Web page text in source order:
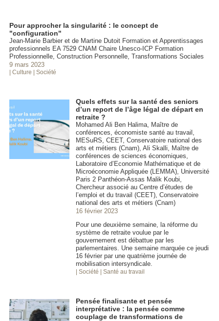
Pour approcher la singularité : le concept de
"configuration"
Jean-Marie Barbier et de Martine Dutoit Formation et Apprentissages
professionnels EA 7529 CNAM Chaire Unesco-ICP Formation
Professionnelle, Construction Personnelle, Transformations Sociales
9 mars 2023
| Culture | Société
Quels effets sur la santé des seniors
d’un report de l’âge légal de départ en
retraite ?
Mohamed Ali Ben Halima, Maître de
conférences, économiste santé au travail,
MESuRS, CEET, Conservatoire national des
arts et métiers (Cnam), Ali Skalli, Maître de
conférences de sciences économiques,
Laboratoire d’Economie Mathématique et de
Microéconomie Appliquée (LEMMA), Université
Paris 2 Panthéon-Assas Malik Koubi,
Chercheur associé au Centre d’études de
l’emploi et du travail (CEET), Conservatoire
national des arts et métiers (Cnam)
16 février 2023
Pour une deuxième semaine, la réforme du
système de retraite voulue par le
gouvernement est débattue par les
parlementaires. Une semaine marquée ce jeudi
16 février par une quatrième journée de
mobilisation intersyndicale.
| Société | Santé au travail
Pensée finalisante et pensée
interprétative : la pensée comme
couplage de transformations de